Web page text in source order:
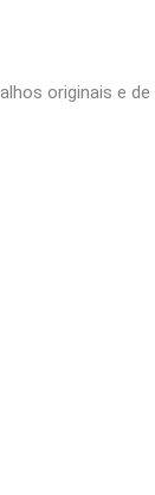
originais e de